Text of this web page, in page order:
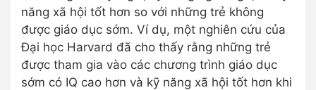
năng xã hội tốt hơn so với những trẻ không
được giáo dục sớm. Ví dụ, một nghiên cứu của
Đại học Harvard đã cho thấy rằng những trẻ
được tham gia vào các chương trình giáo dục
sớm có IQ cao hơn và kỹ năng xã hội tốt hơn khi